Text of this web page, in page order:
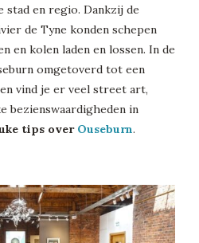
en regio. Dankzij de
de Tyne konden schepen
en kolen laden en lossen. In de
omgetoverd tot een
vind je er veel street art,
bezienswaardigheden in
tips over Ouseburn.